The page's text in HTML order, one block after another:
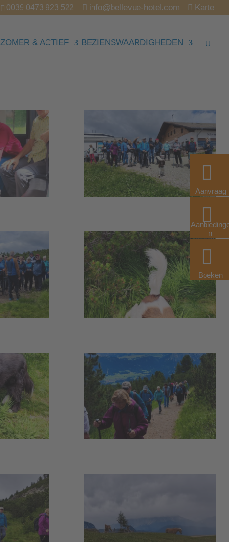
Aanvraag
n
Boeken
0039 0473 923 522 info@bellevue-hotel.com Karte
ZOMER & ACTIEF BEZIENSWAARDIGHEDEN